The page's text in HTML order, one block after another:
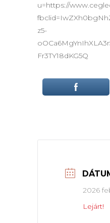
u=https://
z5-
Fr3TY18dKG5Q
2026
Lejárt!